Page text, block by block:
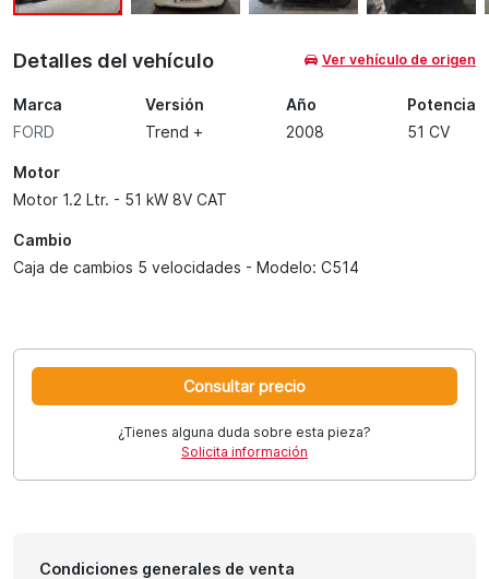
Detalles del vehículo Ver vehículo de origen
Marca
FORD
Versión
Trend +
Año
2008
Potencia
51 CV
Motor
Motor 1.2 Ltr. - 51 kW 8V CAT
Cambio
Caja de cambios 5 velocidades - Modelo: C514
Consultar precio
¿Tienes alguna duda sobre esta pieza?
Solicita información
Condiciones generales de venta